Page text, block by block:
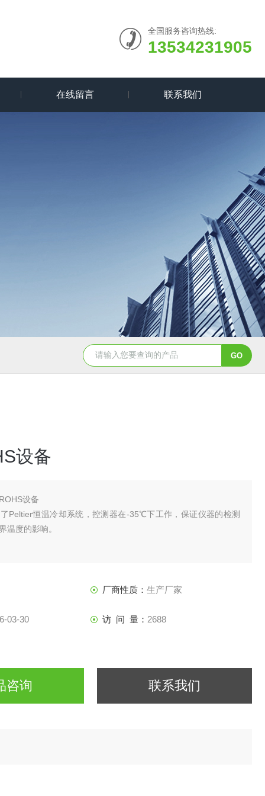
全国服务咨询热线:
13534231905
在线留言 联系我们
天创美EDX1800电镀镀层厚度检测仪
设备
设备
Peltier恒温冷却系统，控测器在-35℃下工作，保证仪器的检测
温度的影响。
厂商性质： 生产厂家
03-30 访 问 量： 2688
咨询 联系我们